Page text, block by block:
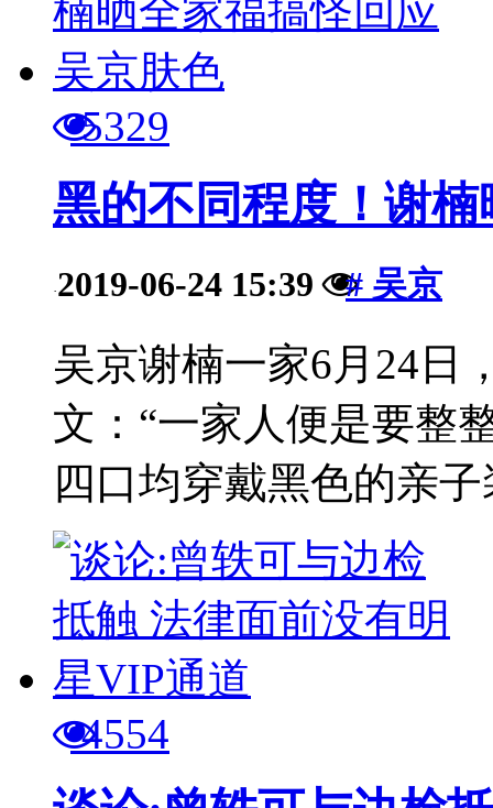
5329
黑的不同程度！谢
·2019-06-24 15:39 # 吴京
吴京谢楠一家6月24日
文：“一家人便是要整
四口均穿戴黑色的亲子
4554